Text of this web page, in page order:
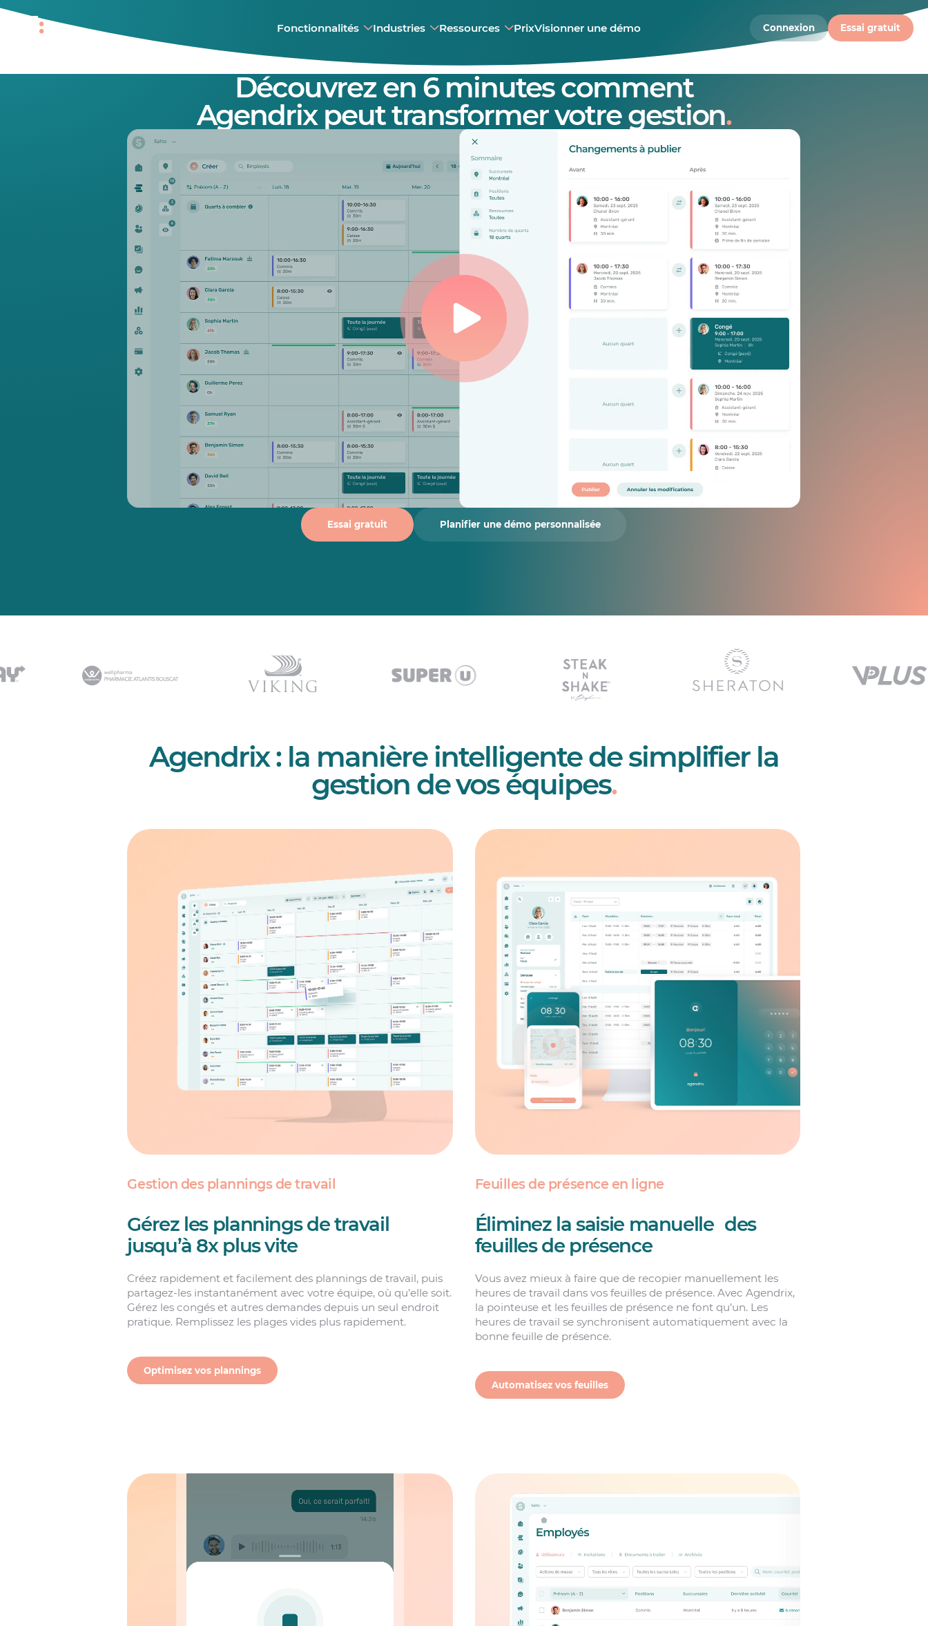
Fonctionnalités Industries Ressources PrixVisionner une démo Connexion Essai gratuit
Découvrez en 6 minutes comment
Agendrix peut transformer votre gestion.
Essai gratuit Planifier une démo personnalisée
Agendrix : la manière intelligente de simplifier la
gestion de vos équipes.
Gestion des plannings de travail
Gérez les plannings de travail
jusqu’à 8x plus vite
Créez rapidement et facilement des plannings de travail, puis
partagez-les instantanément avec votre équipe, où qu’elle soit.
Gérez les congés et autres demandes depuis un seul endroit
pratique. Remplissez les plages vides plus rapidement.
Optimisez vos plannings
Feuilles de présence en ligne
Éliminez la saisie manuelle des
feuilles de présence
Vous avez mieux à faire que de recopier manuellement les
heures de travail dans vos feuilles de présence. Avec Agendrix,
la pointeuse et les feuilles de présence ne font qu’un. Les
heures de travail se synchronisent automatiquement avec la
bonne feuille de présence.
Automatisez vos feuilles